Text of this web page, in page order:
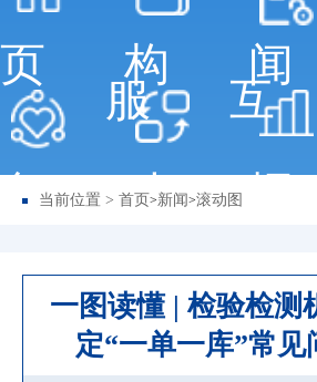
页 构 闻
服
务
互
动 据
当前位置 > 首页 >新闻>滚动图
一图读懂 | 检验检测
定“一单一库”常见